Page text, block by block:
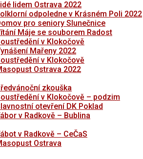
lidem Ostrava 2022
odpoledne v Krásném Poli 2022
pro seniory Slunečnice
Máje se souborem Radost
v Klokočově
Mařeny 2022
v Klokočově
Ostrava 2022
zkouška
v Klokočově – podzim
otevření DK Poklad
v Radkově – Bublina
v Radkově – CeČaS
Ostrava